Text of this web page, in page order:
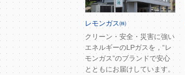
レモンガス㈱
クリーン・安全・災害に強い
エネルギーのLPガスを，“レ
モンガス”のブランドで安心
とともにお届けしています。